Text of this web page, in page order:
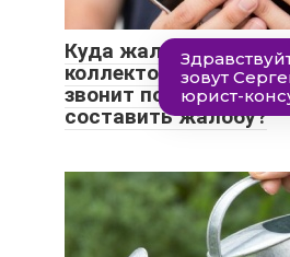
Куда жаловаться на
коллекторскую
звонит по чужим
составить жалобу?